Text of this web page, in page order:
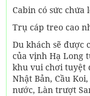
Cabin có sức
Trụ cáp treo cao
Du khách sẽ được
của vịnh Hạ Long
khu vui chơi tuyệt
Nhật Bản, Cầu
nước, Làn trượt